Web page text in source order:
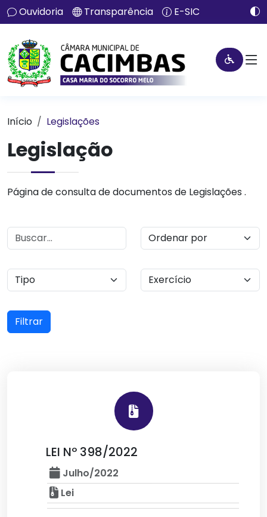
Ouvidoria Transparência E-SIC
Início Legislações
Legislação
Página de consulta de documentos de Legislações .
Filtrar
LEI Nº 398/2022
Julho/2022
Lei